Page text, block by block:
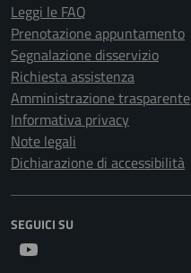
Leggi le FAQ
Prenotazione appuntamento
Segnalazione disservizio
Richiesta assistenza
Amministrazione trasparente
Informativa privacy
Note legali
Dichiarazione di accessibilità
SEGUICI SU